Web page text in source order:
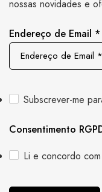
nossas novidades e
Endereço de Email *
Subscrever-me
Consentimento
Li e concordo